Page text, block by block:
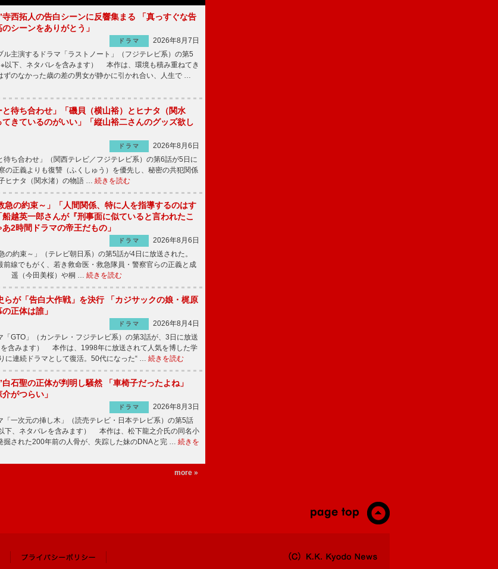
寺西拓人の告白シーンに反響集まる 「真っすぐな告
シーンをありがとう」
ドラマ
2026年8月7日
主演するドラマ「ラストノート」（フジテレビ系）の第5
以下、ネタバレを含みます） 本作は、環境も積み重ねてき
のなかった歳の差の男女が静かに引かれ合い、人生で …
と待ち合わせ」「磯貝（横山裕）とヒナタ（関水
きているのがいい」「縦山裕二さんのグッズ欲し
ドラマ
2026年8月6日
ち合わせ」（関西テレビ／フジテレビ系）の第6話が5日に
正義よりも復讐（ふくしゅう）を優先し、秘密の共犯関係
ヒナタ（関水渚）の物語 … 続きを読む
急の約束～」「人間関係、特に人を指導するのはす
越英一郎さんが『刑事面に似ていると言われたこ
2時間ドラマの帝王だもの」
ドラマ
2026年8月6日
約束～」（テレビ朝日系）の第5話が4日に放送された。
線でもがく、若き救命医・救急隊員・警察官らの正義と成
遥（今田美桜）や桐 … 続きを読む
らが「告白大作戦」を決行 「カジサックの娘・梶原
正体は誰」
ドラマ
2026年8月4日
GTO」（カンテレ・フジテレビ系）の第3話が、3日に放送
含みます） 本作は、1998年に放送されて人気を博した学
に連続ドラマとして復活。50代になった“ … 続きを読む
白石聖の正体が判明し騒然 「車椅子だったよね」
がつらい」
ドラマ
2026年8月3日
一次元の挿し木」（読売テレビ・日本テレビ系）の第5話
下、ネタバレを含みます） 本作は、松下龍之介氏の同名小
掘された200年前の人骨が、失踪した妹のDNAと完 … 続きを
more »